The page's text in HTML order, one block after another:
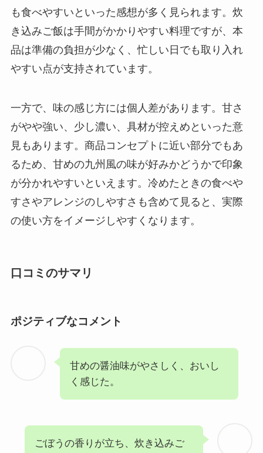
も食べやすいといった感想が多く見られます。炊
き込みご飯は手間がかかりやすい料理ですが、本
品は準備の負担が少なく、忙しい日でも取り入れ
やすい点が支持されています。
一方で、味の感じ方には個人差があります。甘さ
がやや強い、少し濃い、具材が控えめといった意
見もあります。商品コンセプトに近い部分でもあ
るため、甘めの九州風の味が好みかどうかで印象
が分かれやすいといえます。冷めたときの食べや
すさやアレンジのしやすさも含めて見ると、実際
の使い方をイメージしやすくなります。
口コミのサマリ
ポジティブなコメント
甘めの醤油味がやさしく、おいし
く感じた。
ごぼうの香りが立ち、炊き込みご